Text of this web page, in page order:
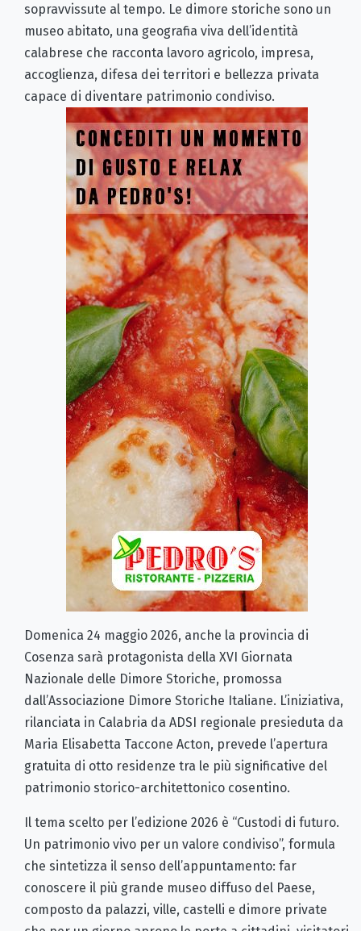
sopravvissute al tempo. Le dimore storiche sono un
museo abitato, una geografia viva dell’identità
calabrese che racconta lavoro agricolo, impresa,
accoglienza, difesa dei territori e bellezza privata
capace di diventare patrimonio condiviso.
Domenica 24 maggio 2026, anche la provincia di
Cosenza sarà protagonista della XVI Giornata
Nazionale delle Dimore Storiche, promossa
dall’Associazione Dimore Storiche Italiane. L’iniziativa,
rilanciata in Calabria da ADSI regionale presieduta da
Maria Elisabetta Taccone Acton, prevede l’apertura
gratuita di otto residenze tra le più significative del
patrimonio storico-architettonico cosentino.
Il tema scelto per l’edizione 2026 è “Custodi di futuro.
Un patrimonio vivo per un valore condiviso”, formula
che sintetizza il senso dell’appuntamento: far
conoscere il più grande museo diffuso del Paese,
composto da palazzi, ville, castelli e dimore private